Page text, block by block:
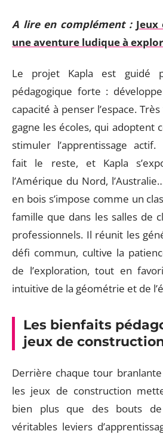
A lire en complément :
une aventure ludique à
Le projet Kapla est guidé
pédagogique forte :
capacité à penser l’espace.
gagne les écoles, qui adoptent
stimuler l’apprentissage actif.
fait le reste, et Kapla
l’Amérique du Nord,
en bois s’impose comme un
famille que dans les salles de
professionnels. Il réunit les
défi commun, cultive la
de l’exploration, tout en
intuitive de la géométrie et de
Les bienfaits
jeux de
Derrière chaque tour
les jeux de construction
bien plus que des bouts
véritables leviers